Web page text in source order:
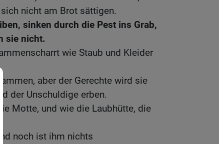
nicht am Brot sättigen.
sinken durch die Pest ins Grab,
sie nicht.
wie Staub und Kleider
aber der Gerechte wird sie
der Unschuldige erben.
Motte, und wie die Laubhütte, die
noch ist ihm nichts